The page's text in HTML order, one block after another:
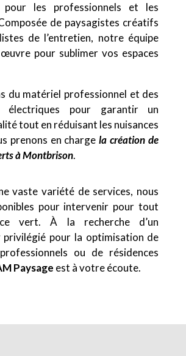
pour les professionnels et les
de paysagistes créatifs
de l’entretien, notre équipe
pour sublimer vos espaces
du matériel professionnel et des
électriques pour garantir un
tout en réduisant les nuisances
prenons en chargela création de
à Montbrison.
vaste variété de services, nous
pour intervenir pour tout
vert. À la recherche d’un
privilégié pour la optimisation de
ou de résidences
Paysage est à votre écoute.